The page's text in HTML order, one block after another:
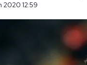
2020 12:59